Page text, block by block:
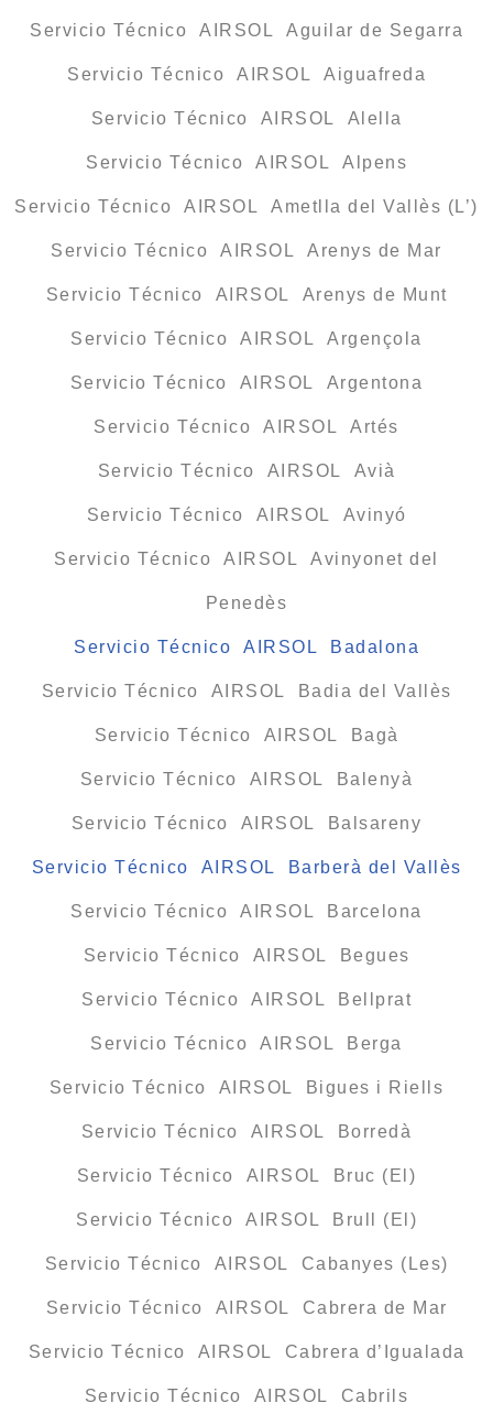
Servicio Técnico AIRSOL Aguilar de Segarra
Servicio Técnico AIRSOL Aiguafreda
Servicio Técnico AIRSOL Alella
Servicio Técnico AIRSOL Alpens
Servicio Técnico AIRSOL Ametlla del Vallès (L’)
Servicio Técnico AIRSOL Arenys de Mar
Servicio Técnico AIRSOL Arenys de Munt
Servicio Técnico AIRSOL Argençola
Servicio Técnico AIRSOL Argentona
Servicio Técnico AIRSOL Artés
Servicio Técnico AIRSOL Avià
Servicio Técnico AIRSOL Avinyó
Servicio Técnico AIRSOL Avinyonet del
Penedès
Servicio Técnico AIRSOL Badalona
Servicio Técnico AIRSOL Badia del Vallès
Servicio Técnico AIRSOL Bagà
Servicio Técnico AIRSOL Balenyà
Servicio Técnico AIRSOL Balsareny
Servicio Técnico AIRSOL Barberà del Vallès
Servicio Técnico AIRSOL Barcelona
Servicio Técnico AIRSOL Begues
Servicio Técnico AIRSOL Bellprat
Servicio Técnico AIRSOL Berga
Servicio Técnico AIRSOL Bigues i Riells
Servicio Técnico AIRSOL Borredà
Servicio Técnico AIRSOL Bruc (El)
Servicio Técnico AIRSOL Brull (El)
Servicio Técnico AIRSOL Cabanyes (Les)
Servicio Técnico AIRSOL Cabrera de Mar
Servicio Técnico AIRSOL Cabrera d’Igualada
Servicio Técnico AIRSOL Cabrils